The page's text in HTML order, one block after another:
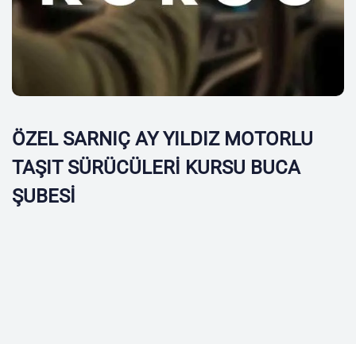
ÖZEL SARNIÇ AY YILDIZ MOTORLU
TAŞIT SÜRÜCÜLERİ KURSU BUCA
ŞUBESİ